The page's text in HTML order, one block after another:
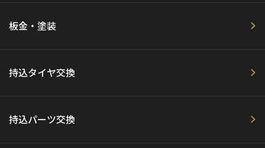
板金・塗装
持込タイヤ交換
持込パーツ交換